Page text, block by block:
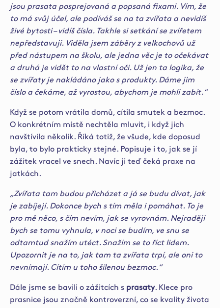
jsou prasata posprejovaná a popsaná fixami. Vím, že
to má svůj účel, ale podíváš se na ta zvířata a nevidíš
živé bytosti – vidíš čísla. Takhle si setkání se zvířetem
nepředstavuji. Viděla jsem záběry z velkochovů už
před nástupem na školu, ale jedna věc je to očekávat
a druhá je vidět to na vlastní oči. Už jen ta logika, že
se zvířaty je nakládáno jako s produkty. Dáme jim
číslo a čekáme, až vyrostou, abychom je mohli zabít.“
Když se potom vrátila domů, cítila smutek a bezmoc.
O konkrétním místě nechtěla mluvit, i když jich
navštívila několik. Říká totiž, že všude, kde doposud
byla, to bylo prakticky stejné. Popisuje i to, jak se jí
zážitek vracel ve snech. Navíc ji teď čeká praxe na
jatkách.
„Zvířata tam budou přicházet a já se budu dívat, jak
je zabíjejí. Dokonce bych s tím měla i pomáhat. To je
pro mě něco, s čím nevím, jak se vyrovnám. Nejraději
bych se tomu vyhnula, v noci se budím, ve snu se
odtamtud snažím utéct. Snažím se to říct lidem.
Upozornit je na to, jak tam ta zvířata trpí, ale oni to
nevnímají. Cítím u toho šílenou bezmoc.“
Dále jsme se bavili o zážitcích s prasaty. Klece pro
prasnice jsou značně kontroverzní, co se kvality života